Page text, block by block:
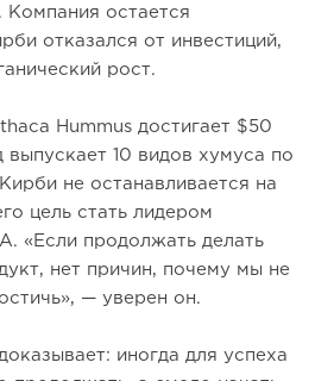
остается
отказался от инвестиций,
рост.
Hummus достигает $50
выпускает 10 видов хумуса по
не останавливается на
цель стать лидером
«Если продолжать делать
нет причин, почему мы не
— уверен он.
иногда для успеха